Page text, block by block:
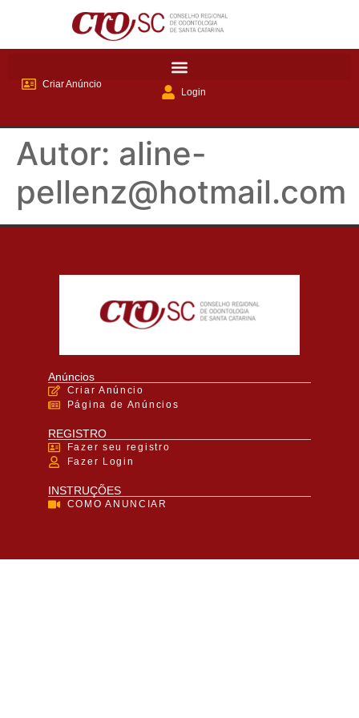
Criar Anúncio
Login
Autor: aline-
pellenz@hotmail.com
Anúncios
Criar Anúncio
Página de Anúncios
REGISTRO
Fazer seu registro
Fazer Login
INSTRUÇÕES
COMO ANUNCIAR